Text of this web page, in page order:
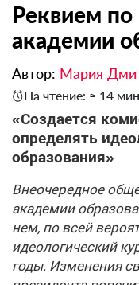
Реквием по
академии
Автор: Мария
На чтение: ≈ 14
«Создается
определять
образования»
Внеочередное
академии
нем, по всей
идеологический
годы. Изменения